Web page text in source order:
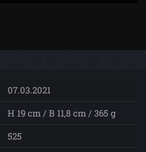
07.03.2021
H 19 cm / B 11,8 cm / 365 g
525